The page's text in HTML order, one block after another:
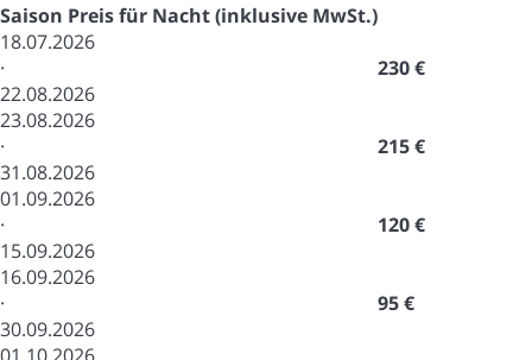
Saison Preis für Nacht (inklusive MwSt.)
18.07.2026
·
22.08.2026
230 €
23.08.2026
·
31.08.2026
215 €
01.09.2026
·
15.09.2026
120 €
16.09.2026
·
30.09.2026
95 €